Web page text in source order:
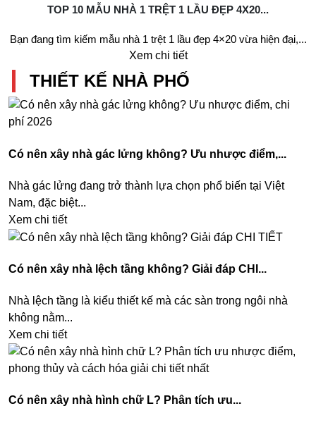
TOP 10 MẪU NHÀ 1 TRỆT 1 LẦU ĐẸP 4X20...
Bạn đang tìm kiếm mẫu nhà 1 trệt 1 lầu đẹp 4×20 vừa hiện đại,...
Xem chi tiết
THIẾT KẾ NHÀ PHỐ
Có nên xây nhà gác lửng không? Ưu nhược điểm,...
Nhà gác lửng đang trở thành lựa chọn phổ biến tại Việt
Nam, đặc biệt...
Xem chi tiết
Có nên xây nhà lệch tầng không? Giải đáp CHI...
Nhà lệch tầng là kiểu thiết kế mà các sàn trong ngôi nhà
không nằm...
Xem chi tiết
Có nên xây nhà hình chữ L? Phân tích ưu...